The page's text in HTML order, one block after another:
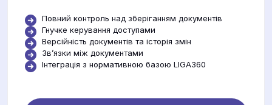
Повний контроль над зберіганням документів
Гнучке керування доступами
Версійність документів та історія змін
Звʼязки між документами
Інтеграція з нормативною базою LIGA360